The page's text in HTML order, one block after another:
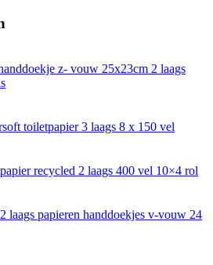
z- vouw 25x23cm 2 laags
toiletpapier 3 laags 8 x 150 vel
recycled 2 laags 400 vel 10×4 rol
laags papieren handdoekjes v-vouw 24